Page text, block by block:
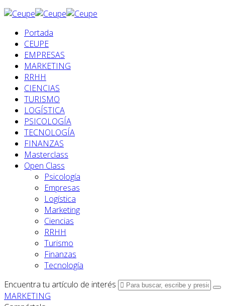
Portada
CEUPE
EMPRESAS
MARKETING
RRHH
CIENCIAS
TURISMO
LOGÍSTICA
PSICOLOGÍA
TECNOLOGÍA
FINANZAS
Masterclass
Open Class
Psicología
Empresas
Logística
Marketing
Ciencias
RRHH
Turismo
Finanzas
Tecnología
Encuentra tu artículo de interés
MARKETING